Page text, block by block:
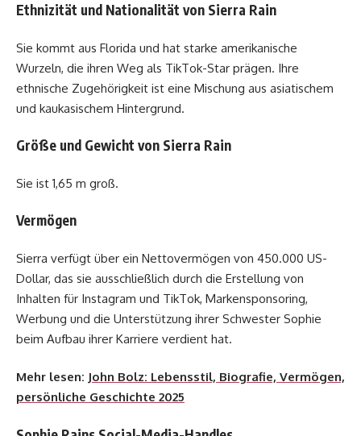
Ethnizität und Nationalität von Sierra Rain
Sie kommt aus Florida und hat starke amerikanische
Wurzeln, die ihren Weg als TikTok-Star prägen. Ihre
ethnische Zugehörigkeit ist eine Mischung aus asiatischem
und kaukasischem Hintergrund.
Größe und Gewicht von Sierra Rain
Sie ist 1,65 m groß.
Vermögen
Sierra verfügt über ein Nettovermögen von 450.000 US-
Dollar, das sie ausschließlich durch die Erstellung von
Inhalten für Instagram und TikTok, Markensponsoring,
Werbung und die Unterstützung ihrer Schwester Sophie
beim Aufbau ihrer Karriere verdient hat.
Mehr lesen: John Bolz: Lebensstil, Biografie, Vermögen,
persönliche Geschichte 2025